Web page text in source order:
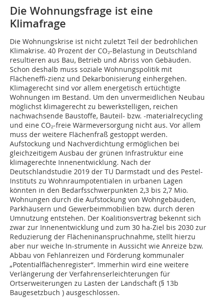
Die Wohnungsfrage ist eine
Klimafrage
Die Wohnungskrise ist nicht zuletzt Teil der bedrohlichen
Klimakrise. 40 Prozent der CO₂-Belastung in Deutschland
resultieren aus Bau, Betrieb und Abriss von Gebäuden.
Schon deshalb muss soziale Wohnungspolitik mit
Flächeneffi-zienz und Dekarbonisierung einhergehen.
Klimagerecht sind vor allem energetisch ertüchtigte
Wohnungen im Bestand. Um den unvermeidlichen Neubau
möglichst klimagerecht zu bewerkstelligen, reichen
nachwachsende Baustoffe, Bauteil- bzw. -materialrecycling
und eine CO₂-freie Wärmeversorgung nicht aus. Vor allem
muss der weitere Flächenfraß gestoppt werden.
Aufstockung und Nachverdichtung ermöglichen bei
gleichzeitigem Ausbau der grünen Infrastruktur eine
klimagerechte Innenentwicklung. Nach der
Deutschlandstudie 2019 der TU Darmstadt und des Pestel-
Instituts zu Wohnraumpotentialen in urbanen Lagen
könnten in den Bedarfsschwerpunkten 2,3 bis 2,7 Mio.
Wohnungen durch die Aufstockung von Wohngebäuden,
Parkhäusern und Gewerbeimmobilien bzw. durch deren
Umnutzung entstehen. Der Koalitionsvertrag bekennt sich
zwar zur Innenentwicklung und zum 30 ha-Ziel bis 2030 zur
Reduzierung der Flächeninanspruchnahme, stellt hierzu
aber nur weiche In­­­-strumente in Aussicht wie Anreize bzw.
Abbau von Fehlanreizen und Förderung kommunaler
„Potentialflächenregister“. Immerhin wird eine weitere
Verlängerung der Verfahrenserleichterungen für
Ortserweiterungen zu Lasten der Landschaft (§ 13b
Baugesetzbuch ) ausgeschlossen.